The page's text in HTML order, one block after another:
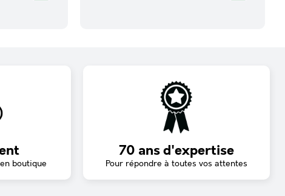
boutique
70 ans d'expertise
Pour répondre à toutes vos attentes